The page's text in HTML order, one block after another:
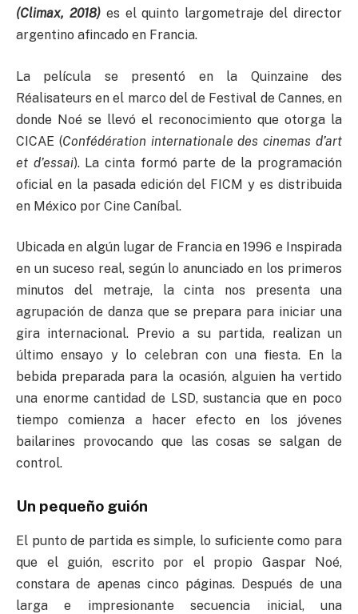
(Climax, 2018)es el quinto largometraje del director
argentino afincado en Francia.
La película se presentó en la Quinzaine des
Réalisateurs en el marco del de Festival de Cannes, en
donde Noé se llevó el reconocimiento que otorga la
CICAE (Confédération internationale des cinemas d’art
et d’essai). La cinta formó parte de la programación
oficial en la pasada edición del FICM y es distribuida
en México por Cine Caníbal.
Ubicada en algún lugar de Francia en 1996 e Inspirada
en un suceso real, según lo anunciado en los primeros
minutos del metraje, la cinta nos presenta una
agrupación de danza que se prepara para iniciar una
gira internacional. Previo a su partida, realizan un
último ensayo y lo celebran con una fiesta. En la
bebida preparada para la ocasión, alguien ha vertido
una enorme cantidad de LSD, sustancia que en poco
tiempo comienza a hacer efecto en los jóvenes
bailarines provocando que las cosas se salgan de
control.
Un pequeño guión
El punto de partida es simple, lo suficiente como para
que el guión, escrito por el propio Gaspar Noé,
constara de apenas cinco páginas. Después de una
larga e impresionante secuencia inicial, una